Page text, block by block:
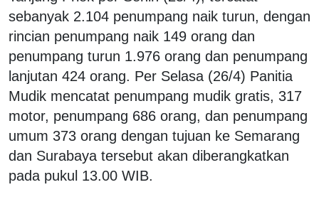
sebanyak 2.104 penumpang naik turun, dengan
rincian penumpang naik 149 orang dan
penumpang turun 1.976 orang dan penumpang
lanjutan 424 orang. Per Selasa (26/4) Panitia
Mudik mencatat penumpang mudik gratis, 317
motor, penumpang 686 orang, dan penumpang
umum 373 orang dengan tujuan ke Semarang
dan Surabaya tersebut akan diberangkatkan
pada pukul 13.00 WIB.